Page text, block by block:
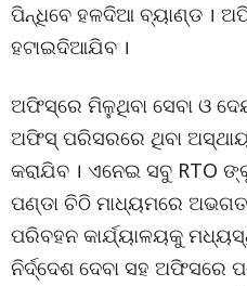
ପିନ୍ଧିବେ ହଳଦିଆ ବ୍ୟାଣ୍ଡ ।
ହଟାଇଦିଆଯିବ ।
ଅଫିସ୍‌ରେ ମିଳୁଥିବା ସେବା ଓ
ଅଫିସ୍‌ ପରିସରରେ ଥିବା
କରାଯିବ । ଏନେଇ ସବୁ RTO
ପଣ୍ଡା ଚିଠି ମାଧ୍ୟମରେ ଅଭଗତ
ପରିବହନ କାର୍ଯ୍ୟାଳୟକୁ
ନିର୍ଦ୍ଦେଶ ଦେବା ସହ ଅଫିସରେ